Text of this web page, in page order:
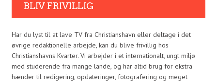
BLIV FRIVILLIG
Har du lyst til at lave TV fra Christianshavn eller deltage i det
øvrige redaktionelle arbejde, kan du blive frivillig hos
Christianshavns Kvarter. Vi arbejder i et internationalt, ungt miljø
med studerende fra mange lande, og har altid brug for ekstra
hænder til redigering, opdateringer, fotografering og meget